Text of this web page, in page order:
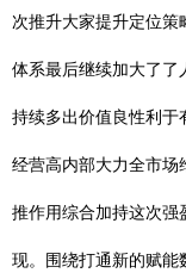
次推升大家提升定位
体系最后继续加大了了
持续多出价值良性利于
经营高内部大力全市场
推作用综合加持这次强
现。围绕打通新的赋能